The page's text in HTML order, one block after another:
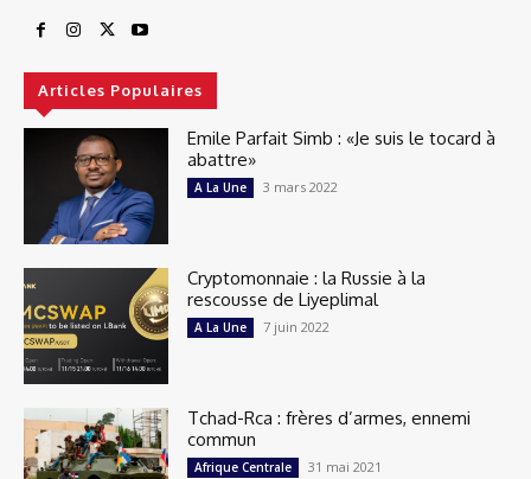
Articles Populaires
Emile Parfait Simb : «Je suis le tocard à
abattre»
A La Une 3 mars 2022
Cryptomonnaie : la Russie à la
rescousse de Liyeplimal
A La Une 7 juin 2022
Tchad-Rca : frères d’armes, ennemi
commun
Afrique Centrale 31 mai 2021